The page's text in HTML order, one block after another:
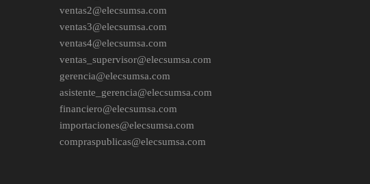
ventas2@elecsumsa.com
ventas3@elecsumsa.com
ventas4@elecsumsa.com
ventas_supervisor@elecsumsa.com
gerencia@elecsumsa.com
asistente_gerencia@elecsumsa.com
financiero@elecsumsa.com
importaciones@elecsumsa.com
compraspublicas@elecsumsa.com